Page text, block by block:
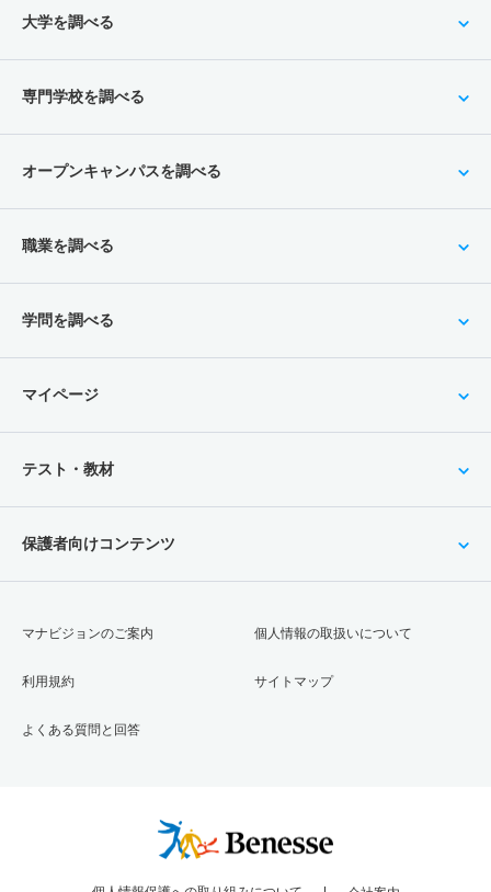
大学を調べる
専門学校を調べる
オープンキャンパスを調べる
職業を調べる
学問を調べる
マイページ
テスト・教材
保護者向けコンテンツ
マナビジョンのご案内
利用規約
よくある質問と回答
個人情報の取扱いについて
サイトマップ